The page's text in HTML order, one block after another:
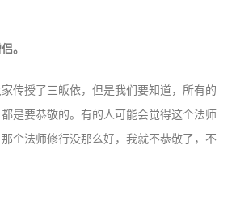
。
传授了三皈依，但是我们要知道，所有的
是要恭敬的。有的人可能会觉得这个法师
个法师修行没那么好，我就不恭敬了，不